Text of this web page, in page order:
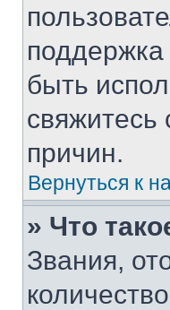
поддержка
быть
причин.
Вернуться к
» Что
Звания,